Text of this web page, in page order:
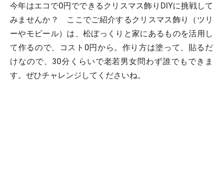
今年はエコで0円でできるクリスマス飾りDIYに挑戦して
みませんか？ ここでご紹介するクリスマス飾り（ツリ
ーやモビール）は、松ぼっくりと家にあるものを活用し
て作るので、コスト0円から。作り方は塗って、貼るだ
けなので、30分くらいで老若男女問わず誰でもできま
す。ぜひチャレンジしてくださいね。